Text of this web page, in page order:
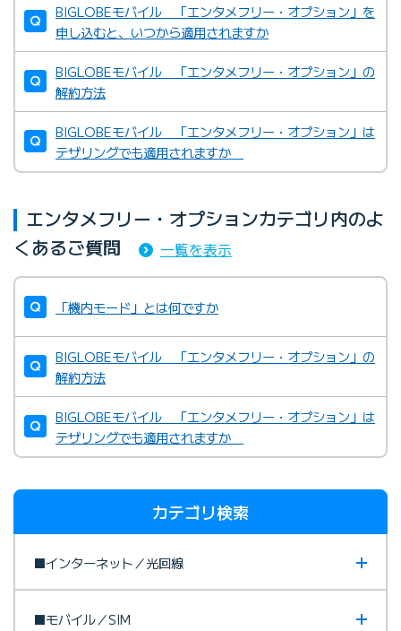
BIGLOBEモバイル 「エンタメフリー・オプション」を
申し込むと、いつから適用されますか
BIGLOBEモバイル 「エンタメフリー・オプション」の
解約方法
BIGLOBEモバイル 「エンタメフリー・オプション」は
テザリングでも適用されますか
エンタメフリー・オプションカテゴリ内のよ
くあるご質問
一覧を表示
「機内モード」とは何ですか
BIGLOBEモバイル 「エンタメフリー・オプション」の
解約方法
BIGLOBEモバイル 「エンタメフリー・オプション」は
テザリングでも適用されますか
カテゴリ検索
■インターネット／光回線
■モバイル／SIM